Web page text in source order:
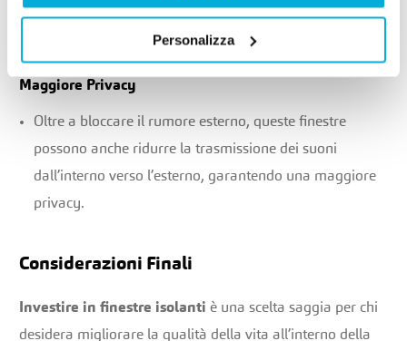
Personalizza
prestazioni termiche, contribuendo a ridurre i costi di
riscaldamento e raffreddamento.
Maggiore Privacy
Oltre a bloccare il rumore esterno, queste finestre
possono anche ridurre la trasmissione dei suoni
dall’interno verso l’esterno, garantendo una maggiore
privacy.
Considerazioni Finali
Investire in finestre isolanti è una scelta saggia per chi
desidera migliorare la qualità della vita all’interno della